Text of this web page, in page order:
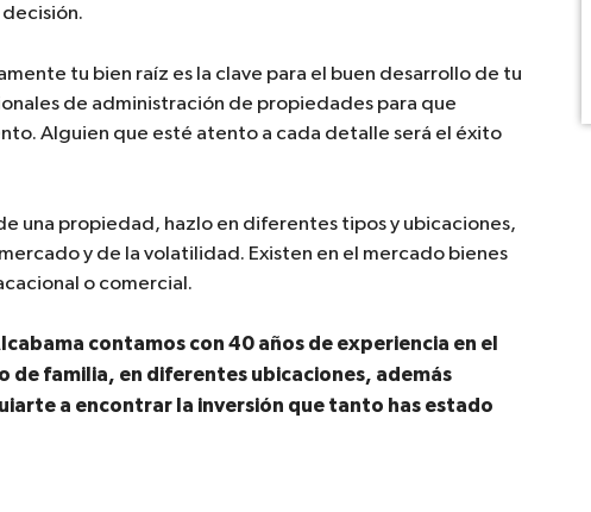
tu bien raíz es la clave para el buen desarrollo de tu
de administración de propiedades para que
Alguien que esté atento a cada detalle será el éxito
una propiedad, hazlo en diferentes tipos y ubicaciones,
y de la volatilidad. Existen en el mercado bienes
o comercial.
contamos con 40 años de experiencia en el
de familia, en diferentes ubicaciones, además
a encontrar la inversión que tanto has estado